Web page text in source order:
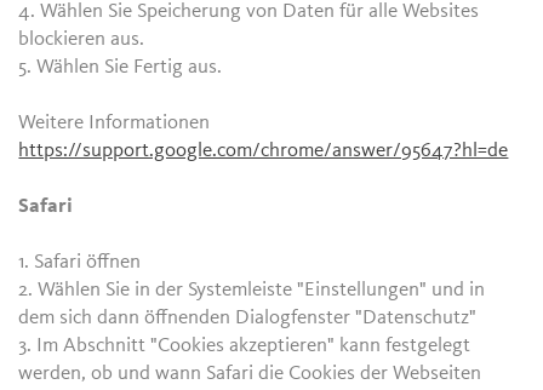
4. Wählen Sie Speicherung von Daten für alle Websites
blockieren aus.
5. Wählen Sie Fertig aus.
Weitere Informationen
https://support.google.com/chrome/answer/95647?hl=de
Safari
1. Safari öffnen
2. Wählen Sie in der Systemleiste "Einstellungen" und in
dem sich dann öffnenden Dialogfenster "Datenschutz"
3. Im Abschnitt "Cookies akzeptieren" kann festgelegt
werden, ob und wann Safari die Cookies der Webseiten